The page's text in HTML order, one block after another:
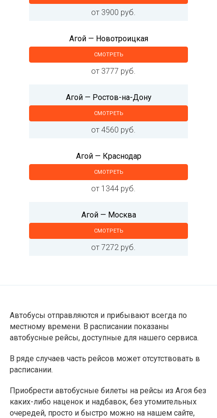
от 3900 руб.
Агой — Новотроицкая
СМОТРЕТЬ
от 3777 руб.
Агой — Ростов-на-Дону
СМОТРЕТЬ
от 4560 руб.
Агой — Краснодар
СМОТРЕТЬ
от 1344 руб.
Агой — Москва
СМОТРЕТЬ
от 7272 руб.
Автобусы отправляются и прибывают всегда по
местному времени. В расписании показаны
автобусные рейсы, доступные для нашего сервиса.
В ряде случаев часть рейсов может отсутствовать в
расписании.
Приобрести автобусные билеты на рейсы из Агоя без
каких-либо наценок и надбавок, без утомительных
очередей, просто и быстро можно на нашем сайте,